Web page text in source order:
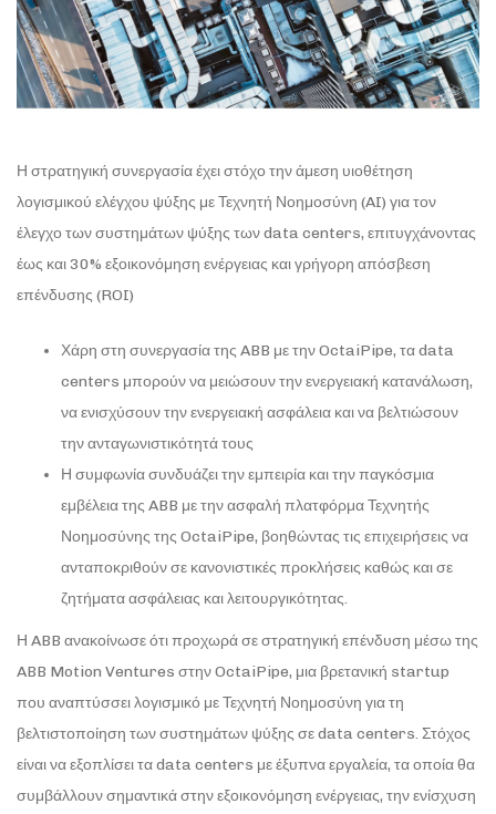
Η στρατηγική συνεργασία έχει στόχο την άμεση υιοθέτηση
λογισμικού ελέγχου ψύξης με Τεχνητή Νοημοσύνη (AI) για τον
έλεγχο των συστημάτων ψύξης των data centers, επιτυγχάνοντας
έως και 30% εξοικονόμηση ενέργειας και γρήγορη απόσβεση
επένδυσης (ROI)
Χάρη στη συνεργασία της ABB με την OctaiPipe, τα data
centers μπορούν να μειώσουν την ενεργειακή κατανάλωση,
να ενισχύσουν την ενεργειακή ασφάλεια και να βελτιώσουν
την ανταγωνιστικότητά τους
Η συμφωνία συνδυάζει την εμπειρία και την παγκόσμια
εμβέλεια της ABB με την ασφαλή πλατφόρμα Τεχνητής
Νοημοσύνης της OctaiPipe, βοηθώντας τις επιχειρήσεις να
ανταποκριθούν σε κανονιστικές προκλήσεις καθώς και σε
ζητήματα ασφάλειας και λειτουργικότητας.
Η ABB ανακοίνωσε ότι προχωρά σε στρατηγική επένδυση μέσω της
ABB Motion Ventures στην OctaiPipe, μια βρετανική startup
που αναπτύσσει λογισμικό με Τεχνητή Νοημοσύνη για τη
βελτιστοποίηση των συστημάτων ψύξης σε data centers. Στόχος
είναι να εξοπλίσει τα data centers με έξυπνα εργαλεία, τα οποία θα
συμβάλλουν σημαντικά στην εξοικονόμηση ενέργειας, την ενίσχυση